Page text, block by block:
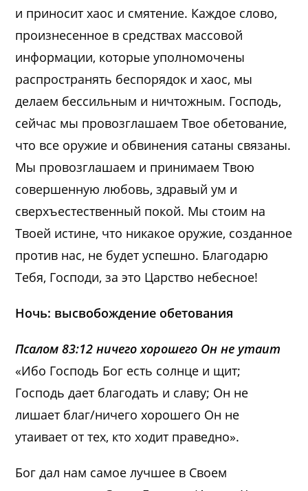
и приносит хаос и смятение. Каждое слово,
произнесенное в средствах массовой
информации, которые уполномочены
распространять беспорядок и хаос, мы
делаем бессильным и ничтожным. Господь,
сейчас мы провозглашаем Твое обетование,
что все оружие и обвинения сатаны связаны.
Мы провозглашаем и принимаем Твою
совершенную любовь, здравый ум и
сверхъестественный покой. Мы стоим на
Твоей истине, что никакое оружие, созданное
против нас, не будет успешно. Благодарю
Тебя, Господи, за это Царство небесное!
Ночь: высвобождение обетования
Псалом 83:12 ничего хорошего Он не утаит
«Ибо Господь Бог есть солнце и щит;
Господь дает благодать и славу; Он не
лишает благ/ничего хорошего Он не
утаивает от тех, кто ходит праведно».
Бог дал нам самое лучшее в Своем